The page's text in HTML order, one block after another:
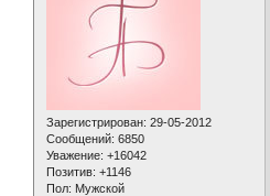
Зарегистрирован: 29-05-2012
Сообщений: 6850
Уважение: +16042
Позитив: +1146
Пол: Мужской